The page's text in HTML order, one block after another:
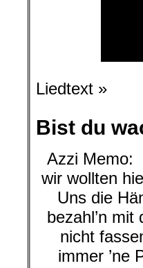
Liedtext »
Bist du
Azzi Memo:
wir wollten
Uns die
bezahl’n
nicht
immer ’ne